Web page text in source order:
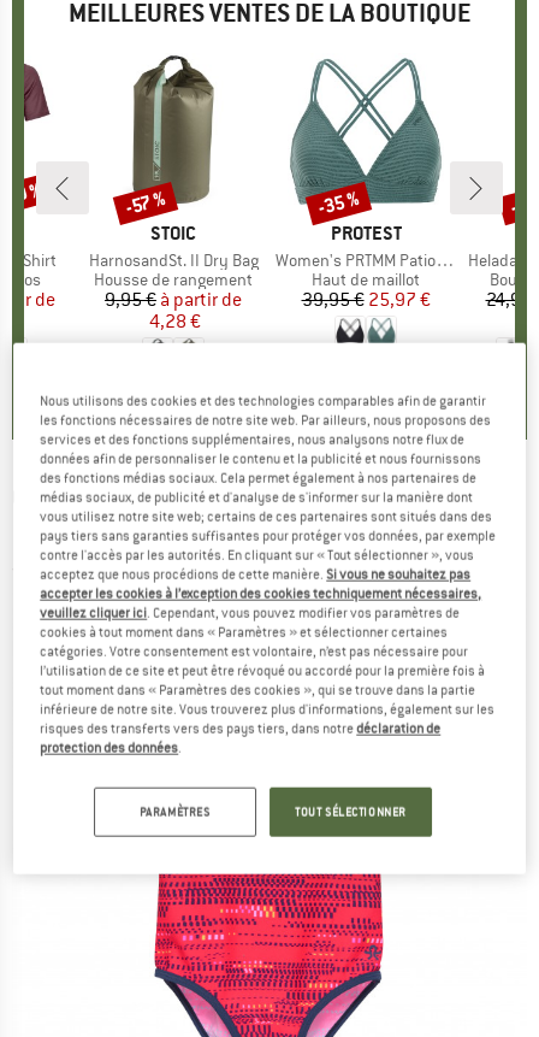
MEILLEURES VENTES DE LA BOUTIQUE
T-Shirt
réduit
de
%
MARQUE
STOIC
Article
HarnosandSt. II Dry Bag
Product group
Housse de rangement
Prix
9,95 € Prix réduit
à partir de
4,28 €
Remise
-57 %
MARQUE
PROTEST
Article
Women's PRTMM Patio Triangle
Product group
Haut de maillot
Prix
39,95 € Prix réduit
25,97 €
Remise
-35 %
Article
HeladagenSt.
24,95
-
COLOR KIDS -Kid's Swimsuit Sporty AOP -
Maillot de bain
(0)
Nous utilisons des cookies et des technologies comparables afin de garantir
les fonctions nécessaires de notre site web. Par ailleurs, nous proposons des
services et des fonctions supplémentaires, nous analysons notre flux de
données afin de personnaliser le contenu et la publicité et nous fournissons
des fonctions médias sociaux. Cela permet également à nos partenaires de
médias sociaux, de publicité et d'analyse de s'informer sur la manière dont
vous utilisez notre site web; certains de ces partenaires sont situés dans des
pays tiers sans garanties suffisantes pour protéger vos données, par exemple
contre l'accès par les autorités. En cliquant sur « Tout sélectionner », vous
acceptez que nous procédions de cette manière.Si vous ne souhaitez pas
accepter les cookies à l’exception des cookies techniquement nécessaires,
veuillez cliquer ici. Cependant, vous pouvez modifier vos paramètres de
cookies à tout moment dans « Paramètres » et sélectionner certaines
catégories. Votre consentement est volontaire, n’est pas nécessaire pour
l’utilisation de ce site et peut être révoqué ou accordé pour la première fois à
tout moment dans « Paramètres des cookies », qui se trouve dans la partie
inférieure de notre site. Vous trouverez plus d'informations, également sur les
risques des transferts vers des pays tiers, dans notredéclaration de
protection des données.
PARAMÈTRES TOUT SÉLECTIONNER